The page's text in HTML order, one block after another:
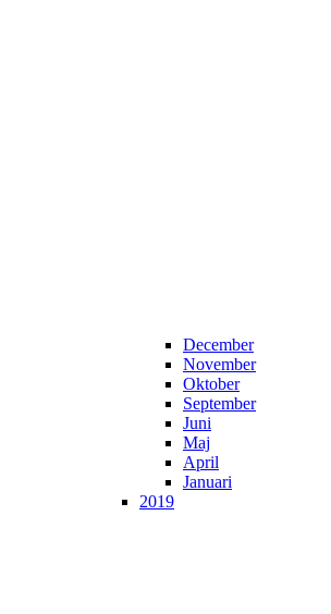
December
November
Oktober
September
Juni
Maj
April
Januari
2019